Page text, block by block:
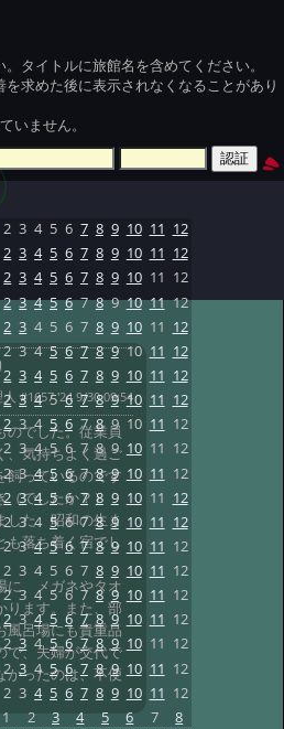
タイトルに旅館名を含めてください。
求めた後に表示されなくなることがあり
いません。
#1657 '24 9/30 09:54
のでした。従業員
、気持ちよく過ご
飼っているのです
でしたか？）
した。昭和の生ま
も落ち着く宿でし
に、メガネやタオ
ります。また、部
風呂場にも貴重品
で、夫婦が交代で
かったのは、不便
2 3 4 5 6 7 8 9 10 11 12
2 3 4 5 6 7 8 9 10 11 12
2 3 4 5 6 7 8 9 10 11 12
2 3 4 5 6 7 8 9 10 11 12
2 3 4 5 6 7 8 9 10 11 12
2 3 4 5 6 7 8 9 10 11 12
2 3 4 5 6 7 8 9 10 11 12
2 3 4 5 6 7 8 9 10 11 12
2 3 4 5 6 7 8 9 10 11 12
2 3 4 5 6 7 8 9 10 11 12
2 3 4 5 6 7 8 9 10 11 12
2 3 4 5 6 7 8 9 10 11 12
2 3 4 5 6 7 8 9 10 11 12
2 3 4 5 6 7 8 9 10 11 12
2 3 4 5 6 7 8 9 10 11 12
2 3 4 5 6 7 8 9 10 11 12
2 3 4 5 6 7 8 9 10 11 12
2 3 4 5 6 7 8 9 10 11 12
2 3 4 5 6 7 8 9 10 11 12
2 3 4 5 6 7 8 9 10 11 12
1 2 3 4 5 6 7 8